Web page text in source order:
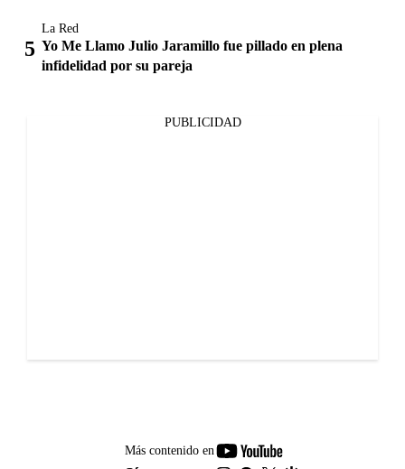
La Red
Yo Me Llamo Julio Jaramillo fue pillado en plena
infidelidad por su pareja
PUBLICIDAD
Más contenido en
youtube-